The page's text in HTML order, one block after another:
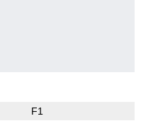
F1